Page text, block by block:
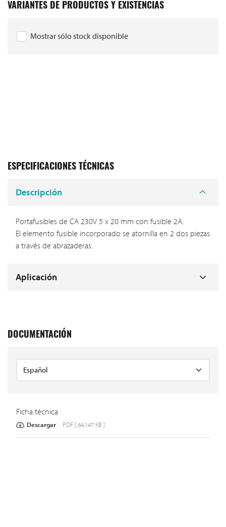
VARIANTES DE PRODUCTOS Y EXISTENCIAS
Mostrar sólo stock disponible
ESPECIFICACIONES TÉCNICAS
Descripción
Portafusibles de CA 230V 5 x 20 mm con fusible 2A.
El elemento fusible incorporado se atornilla en 2 dos piezas
a través de abrazaderas.
Aplicación
DOCUMENTACIÓN
Ficha técnica
Descargar PDF [ 64,147 KB ]